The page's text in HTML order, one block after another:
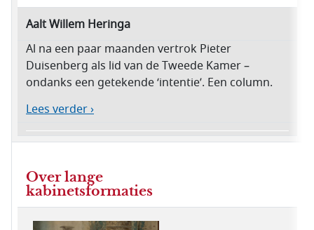
Aalt Willem Heringa
Al na een paar maanden vertrok Pieter
Duisenberg als lid van de Tweede Kamer –
ondanks een getekende ‘intentie’. Een column.
Lees verder ›
Over lange
kabinetsformaties